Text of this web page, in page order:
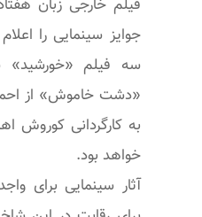
جوایز سینمایی را
سه فیلم «خورشید»
«دشت خاموش» از
به کارگردانی کوروش
خواهد بود.
آثار سینمایی برای